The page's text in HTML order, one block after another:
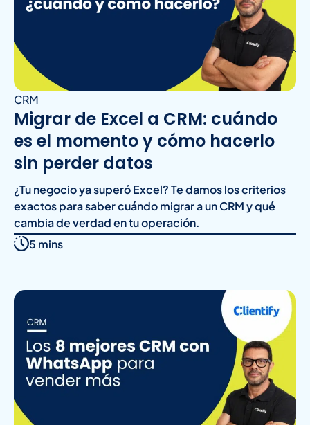
CRM
Migrar de Excel a CRM: cuándo
es el momento y cómo hacerlo
sin perder datos
¿Tu negocio ya superó Excel? Te damos los criterios
exactos para saber cuándo migrar a un CRM y qué
cambia de verdad en tu operación.
5 mins